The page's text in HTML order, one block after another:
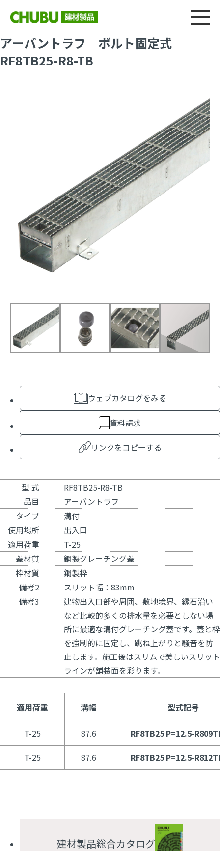
総合
アーバントラフ ボルト固定式
RF8TB25-R8-TB
ウェブカタログをみる
資料請求
リンクをコピーする
型 式
RF8TB25-R8-TB
品目
アーバントラフ
タイプ
溝付
使用場所
出入口
適用荷重
T-25
蓋材質
鋼製グレーチング蓋
枠材質
鋼製枠
備考2
スリット幅：83mm
備考3
建物出入口部や周囲、敷地境界、縁石沿い
など比較的多くの排水量を必要としない場
所に最適な溝付グレーチング蓋です。蓋と枠
を強制的に固定し、跳ね上がりと騒音を防
止します。施工後はスリムで美しいスリット
ラインが舗装面を彩ります。
適用荷重 溝幅 型式記号
T-25 87.6 RF8TB25 P=12.5-
T-25 87.6 RF8TB25 P=12.5-
建材製品総合カタログ